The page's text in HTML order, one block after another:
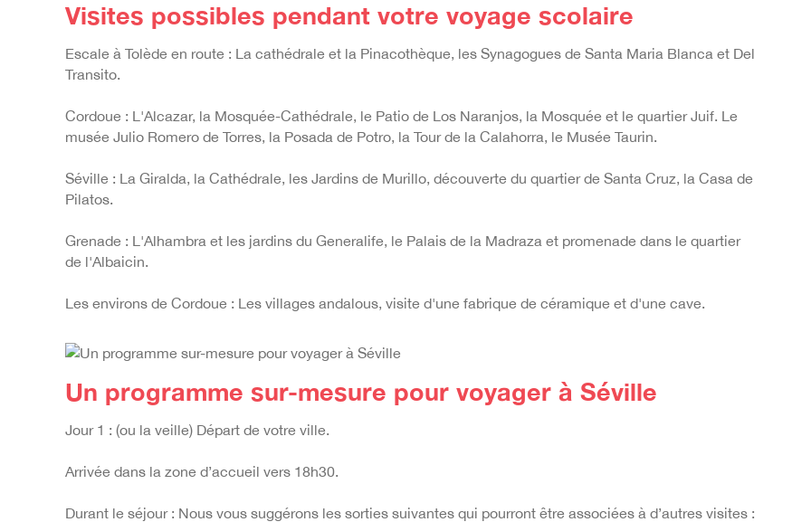
Visites possibles pendant votre voyage scolaire
Escale à Tolède en route : La cathédrale et la Pinacothèque, les Synagogues de Santa Maria Blanca et Del
Transito.
Cordoue : L'Alcazar, la Mosquée-Cathédrale, le Patio de Los Naranjos, la Mosquée et le quartier Juif. Le
musée Julio Romero de Torres, la Posada de Potro, la Tour de la Calahorra, le Musée Taurin.
Séville : La Giralda, la Cathédrale, les Jardins de Murillo, découverte du quartier de Santa Cruz, la Casa de
Pilatos.
Grenade : L'Alhambra et les jardins du Generalife, le Palais de la Madraza et promenade dans le quartier
de l'Albaicin.
Les environs de Cordoue : Les villages andalous, visite d'une fabrique de céramique et d'une cave.
Un programme sur-mesure pour voyager à Séville
Jour 1 : (ou la veille) Départ de votre ville.
Arrivée dans la zone d’accueil vers 18h30.
Durant le séjour : Nous vous suggérons les sorties suivantes qui pourront être associées à d’autres visites :